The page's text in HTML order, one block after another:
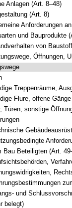
Anlagen (Art. 8–48)
(Art. 8)
Anforderungen an die
und Bauprodukte
von Baustoffen und Bauteilen;
Öffnungen,
Treppenräume,
Flure, offene Gänge
Türen, sonstige
Bau Beteiligten (Art.
zum
und
belegt)